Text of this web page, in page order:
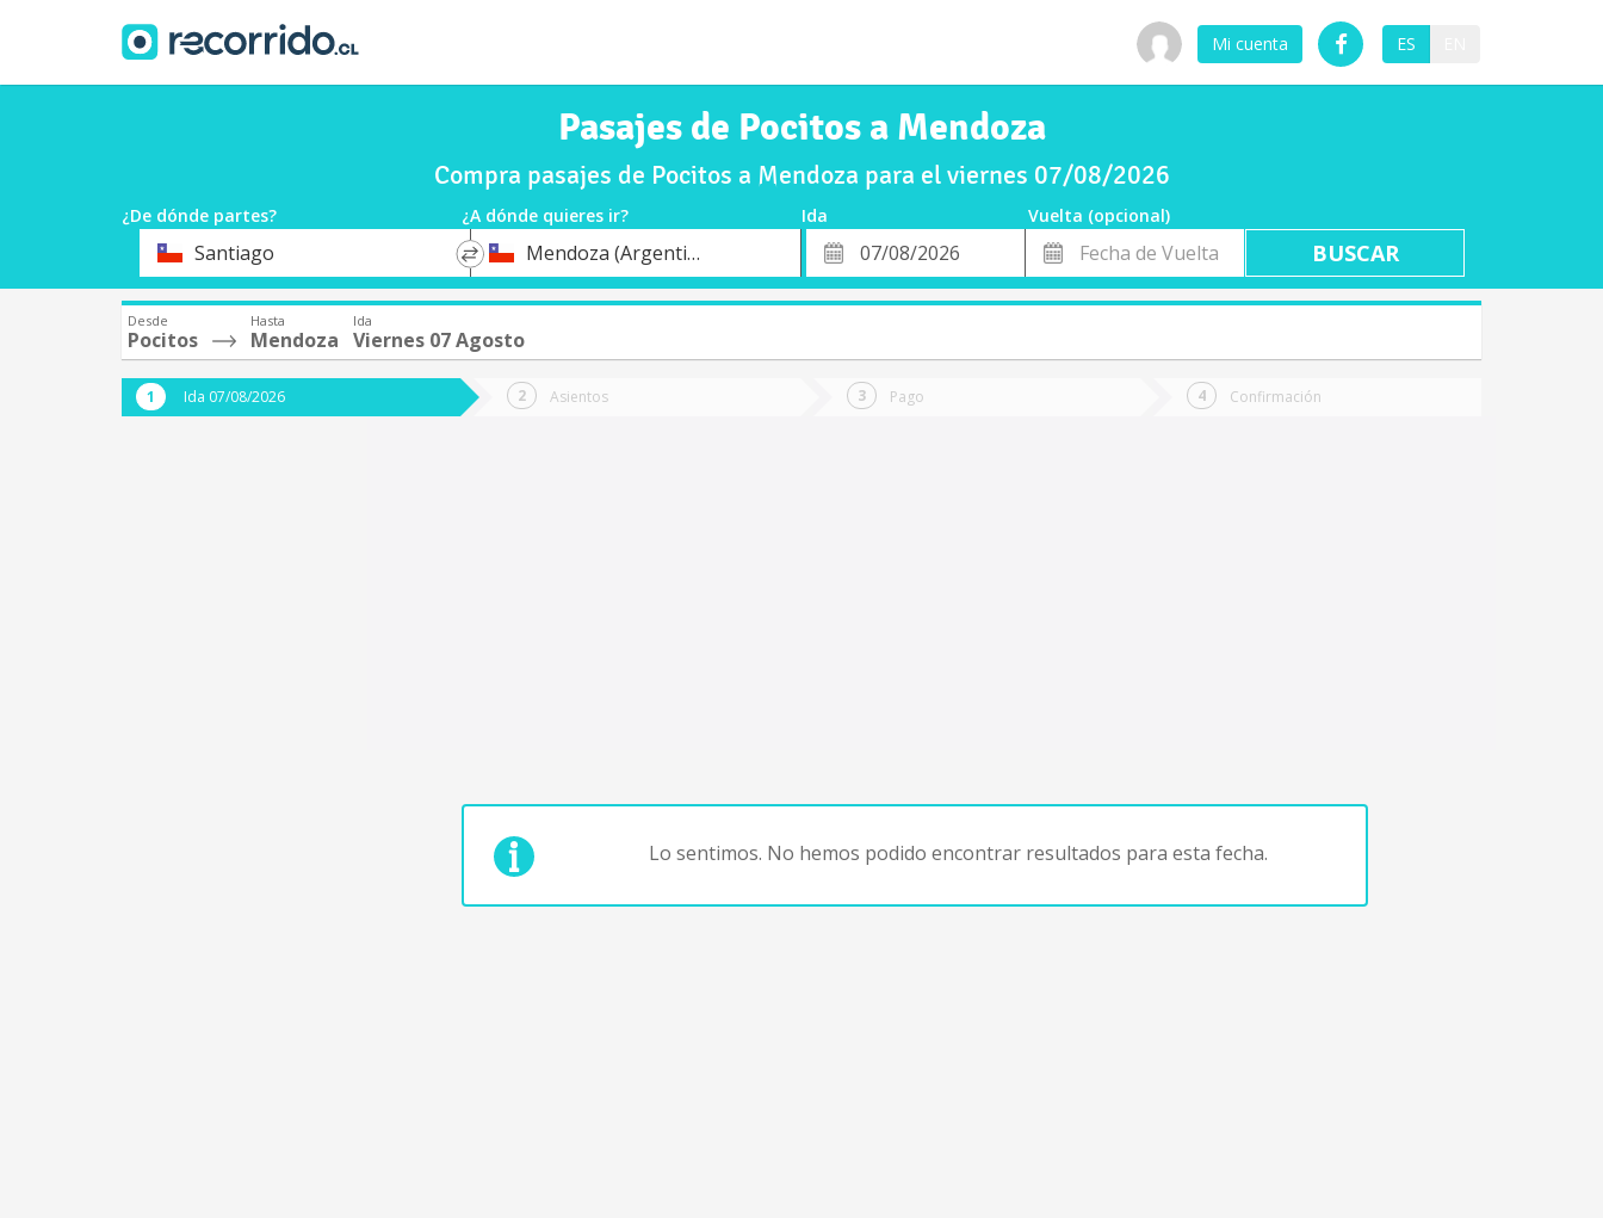
Mi cuenta ES
Pasajes de Pocitos a Mendoza
Compra pasajes de Pocitos a Mendoza para el viernes 07/08/2026
¿De dónde partes? ¿A dónde quieres ir? Ida
Vuelta (opcional)
OrigenSantiago
*
Destino
Mendoza (Argentina)
Fecha
de
Fecha
de
Vuelta
Desde
Pocitos
Hasta
Mendoza
Ida
Viernes 07 Agosto
Ida 07/08/2026 Asientos Pago Confirmación
Lo sentimos. No hemos podido encontrar resultados para esta fecha.